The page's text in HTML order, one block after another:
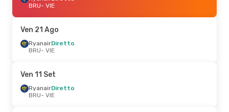
BRU- VIE
VIE- BRU
Ven 11 Set- Lun 14 Set
RyanairDiretto
VIE - BRU
BRU- VIE
Ven 21 Ago
RyanairDiretto
BRU- VIE
Ven 11 Set
RyanairDiretto
BRU- VIE